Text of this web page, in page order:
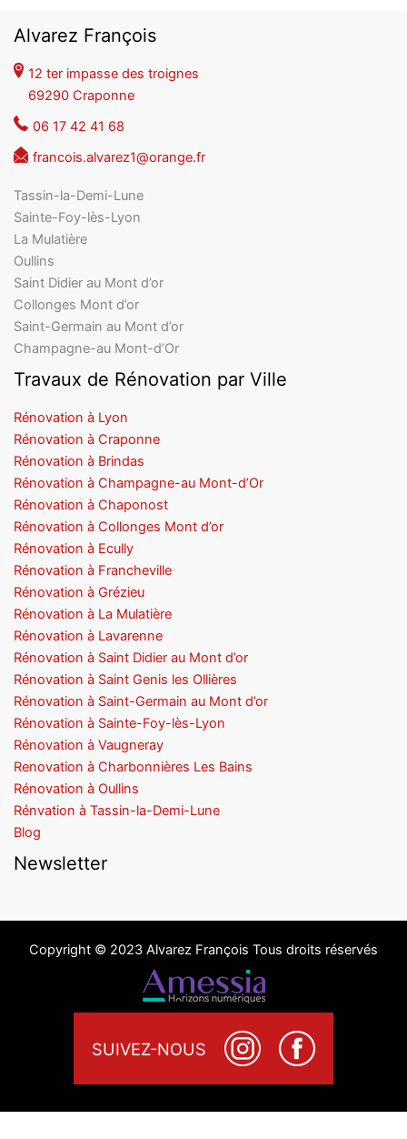
Alvarez François
12 ter impasse des troignes
69290 Craponne
06 17 42 41 68
francois.alvarez1@orange.fr
Tassin-la-Demi-Lune
Sainte-Foy-lès-Lyon
La Mulatière
Oullins
Saint Didier au Mont d’or
Collonges Mont d’or
Saint-Germain au Mont d’or
Champagne-au Mont-d’Or
Travaux de Rénovation par Ville
Rénovation à Lyon
Rénovation à Craponne
Rénovation à Brindas
Rénovation à Champagne-au Mont-d’Or
Rénovation à Chaponost
Rénovation à Collonges Mont d’or
Rénovation à Ecully
Rénovation à Francheville
Rénovation à Grézieu
Rénovation à La Mulatière
Rénovation à Lavarenne
Rénovation à Saint Didier au Mont d’or
Rénovation à Saint Genis les Ollières
Rénovation à Saint-Germain au Mont d’or
Rénovation à Sainte-Foy-lès-Lyon
Rénovation à Vaugneray
Renovation à Charbonnières Les Bains
Rénovation à Oullins
Rénvation à Tassin-la-Demi-Lune
Blog
Newsletter
Copyright © 2023 Alvarez François Tous droits réservés
SUIVEZ-NOUS